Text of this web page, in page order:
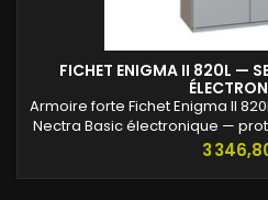
FICHET ENIGMA II 820L —
Armoire forte Fichet Enigma II
Nectra Basic électronique —
archives
Prix
3